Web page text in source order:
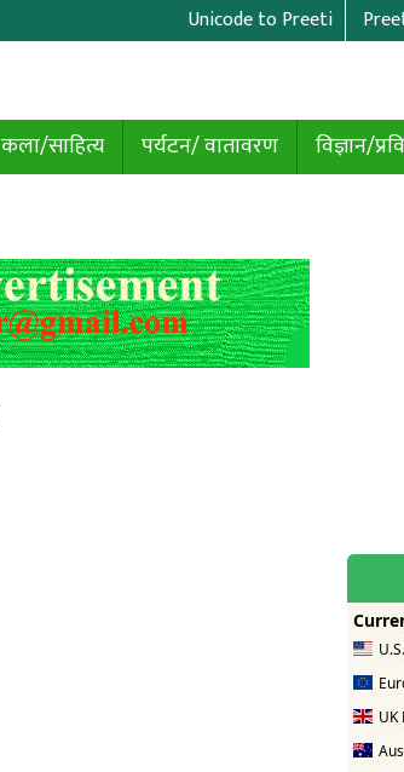
Unicode to Preeti
कला/साहित्य पर्यटन/ वातावरण विज्ञान/